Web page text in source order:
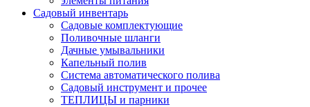
Садовый инвентарь
Садовые комплектующие
Поливочные шланги
Дачные умывальники
Капельный полив
Система автоматического полива
Садовый инструмент и прочее
ТЕПЛИЦЫ и парники